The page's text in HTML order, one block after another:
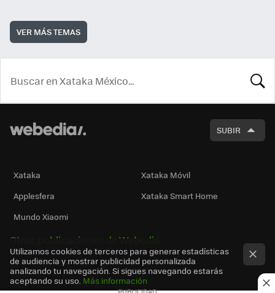
VER MÁS TEMAS
SUBIR
Xataka
Xataka Móvil
Applesfera
Xataka Smart Home
Mundo Xiaomi
Otras publicaciones de Webedia
Utilizamos cookies de terceros para generar estadísticas
de audiencia y mostrar publicidad personalizada
analizando tu navegación. Si sigues navegando estarás
aceptando su uso. Más información